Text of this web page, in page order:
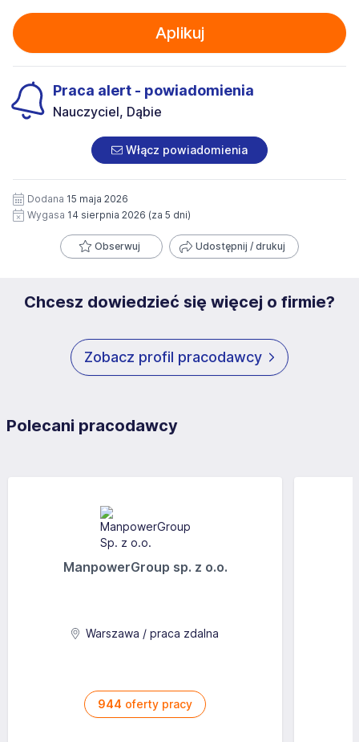
Aplikuj
Praca alert - powiadomienia
Nauczyciel, Dąbie
Włącz powiadomienia
Dodana 15 maja 2026
Wygasa 14 sierpnia 2026 (za 5 dni)
Obserwuj Udostępnij / drukuj
Chcesz dowiedzieć się więcej o firmie?
Zobacz profil pracodawcy
Polecani pracodawcy
ManpowerGroup sp. z o.o.
Warszawa / praca zdalna
944 oferty pracy